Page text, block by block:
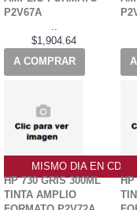
P2V67A
..
$1,904.64
A COMPRAR
MISMO DIA EN CDMX
HP 730 GRIS 300ML
TINTA AMPLIO
HP